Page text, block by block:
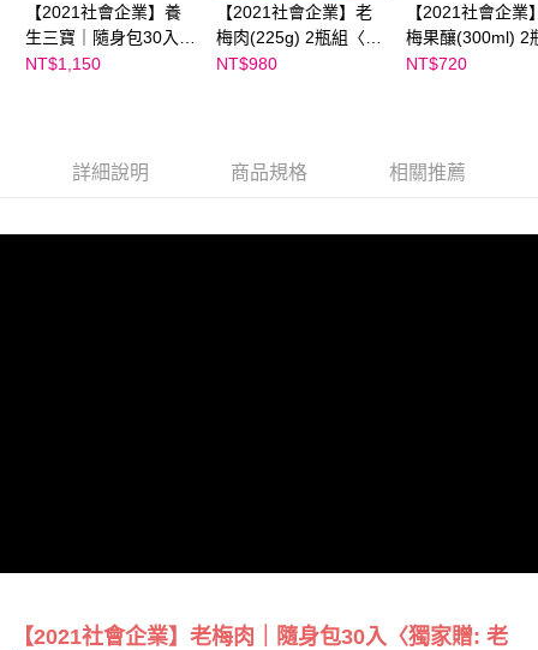
【2021社會企業】養
生三寶｜隨身包30入
〈獨家贈: 老梅肉
NT$1,150
【2021社會企業】老
梅肉(225g) 2瓶組〈獨
家贈: 老梅肉12g*2
NT$980
【2021社會企業
梅果釀(300ml) 2
〈獨家贈: 老梅肉
NT$720
詳細說明 商品規格 相關推薦
【2021社會企業】老梅肉｜隨身包30入〈獨家贈: 老